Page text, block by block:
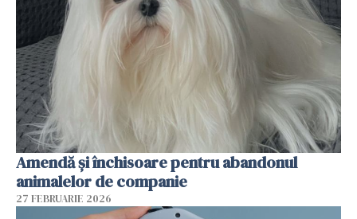
Amendă și închisoare pentru abandonul
animalelor de companie
27 FEBRUARIE 2026